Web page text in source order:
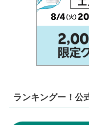
ランキングー！公